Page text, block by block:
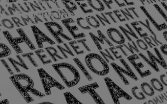
(2º andar), Centro - Cep: 27.330-030
3323-2500